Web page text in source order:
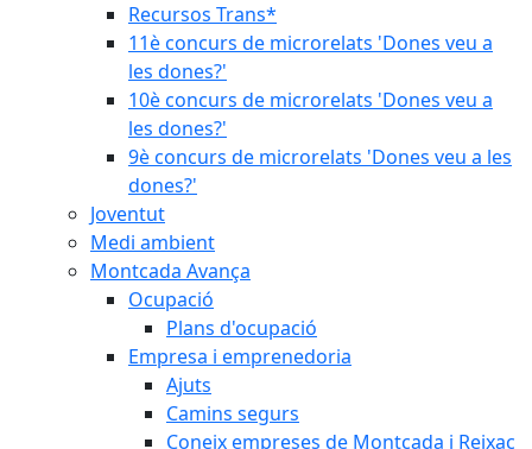
Recursos Trans*
11è concurs de microrelats 'Dones veu a
les dones?'
10è concurs de microrelats 'Dones veu a
les dones?'
9è concurs de microrelats 'Dones veu a les
dones?'
Joventut
Medi ambient
Montcada Avança
Ocupació
Plans d'ocupació
Empresa i emprenedoria
Ajuts
Camins segurs
Coneix empreses de Montcada i Reixac